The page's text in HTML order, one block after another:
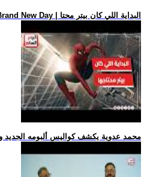
.. فيلم Spider-Man: Brand New Day | البداية اللي كان بيتر محتا
.. محمد عدوية يكشف كواليس ألبومه